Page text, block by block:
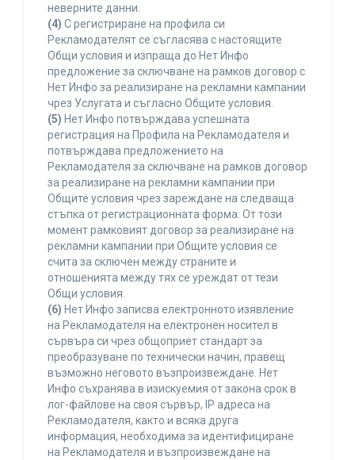
неверните данни.
(4) С регистриране на профила си
Рекламодателят се съгласява с настоящите
Общи условия и изпраща до Нет Инфо
предложение за сключване на рамков договор с
Нет Инфо за реализиране на рекламни кампании
чрез Услугата и съгласно Общите условия.
(5) Нет Инфо потвърждава успешната
регистрация на Профила на Рекламодателя и
потвърждава предложението на
Рекламодателя за сключване на рамков договор
за реализиране на рекламни кампании при
Общите условия чрез зареждане на следваща
стъпка от регистрационната форма. От този
момент рамковият договор за реализиране на
рекламни кампании при Общите условия се
счита за сключен между страните и
отношенията между тях се уреждат от тези
Общи условия.
(6) Нет Инфо записва електронното изявление
на Рекламодателя на електронен носител в
сървъра си чрез общоприет стандарт за
преобразуване по технически начин, правещ
възможно неговото възпроизвеждане. Нет
Инфо съхранява в изискуемия от закона срок в
лог-файлове на своя сървър, IP адреса на
Рекламодателя, както и всяка друга
информация, необходима за идентифициране
на Рекламодателя и възпроизвеждане на